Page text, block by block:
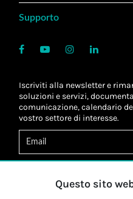
Supporto
Iscriviti alla newsletter e
soluzioni e servizi,
comunicazione, calendario
vostro settore di interesse.
Letta l'informativa,
personali*
Questo sito